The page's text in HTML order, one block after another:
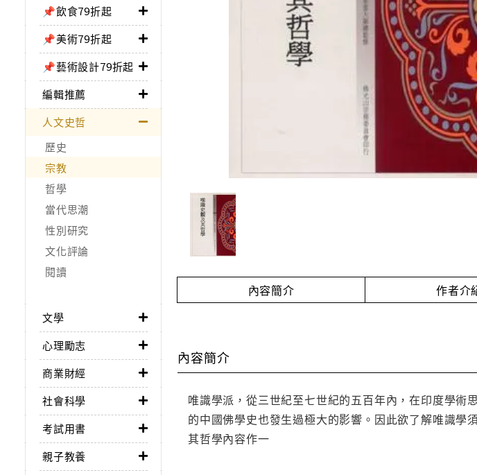
📌飲食79折起
📌美術79折起
📌藝術設計79折起
編輯推薦
人文史哲
歷史
宗教
哲學
當代思潮
性別研究
文化評論
閱讀
文學
心理勵志
商業財經
社會科學
考試用書
親子教養
內容簡介 作者介
內容簡介
唯識學派，從三世紀至七世紀的五百年內，在印度學
的中國佛學史也發生過極大的影響。因此欲了解唯識
其哲學內容作一